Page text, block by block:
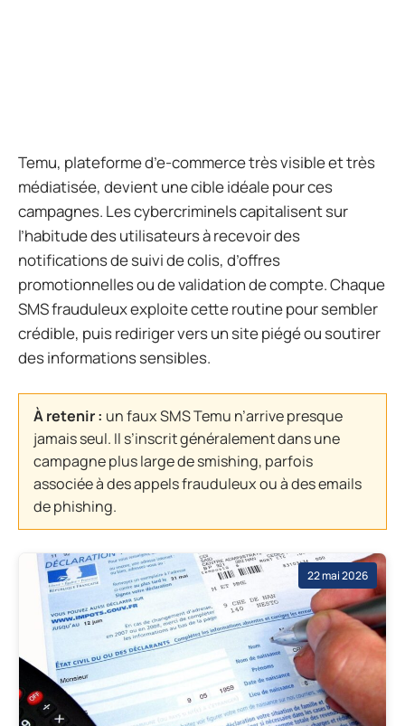
Temu, plateforme d’e-commerce très visible et très
médiatisée, devient une cible idéale pour ces
campagnes. Les cybercriminels capitalisent sur
l’habitude des utilisateurs à recevoir des
notifications de suivi de colis, d’offres
promotionnelles ou de validation de compte. Chaque
SMS frauduleux exploite cette routine pour sembler
crédible, puis rediriger vers un site piégé ou soutirer
des informations sensibles.
À retenir : un faux SMS Temu n’arrive presque
jamais seul. Il s’inscrit généralement dans une
campagne plus large de smishing, parfois
associée à des appels frauduleux ou à des emails
de phishing.
22 mai 2026